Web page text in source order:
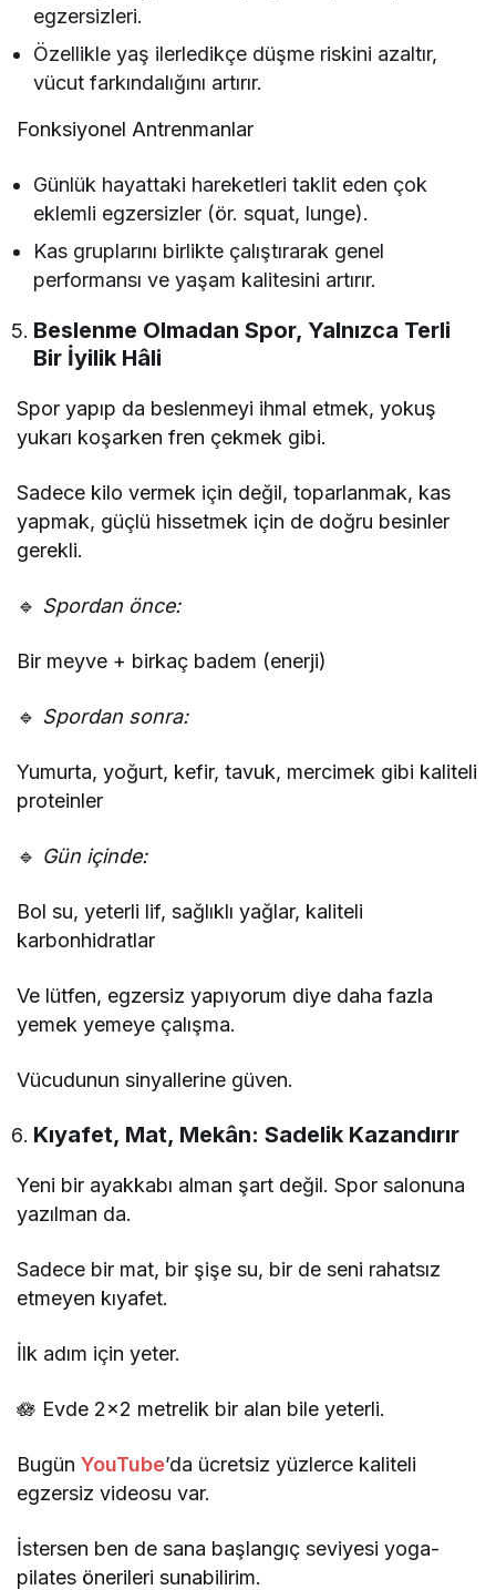
egzersizleri.
Özellikle yaş ilerledikçe düşme riskini azaltır,
vücut farkındalığını artırır.
Fonksiyonel Antrenmanlar
Günlük hayattaki hareketleri taklit eden çok
eklemli egzersizler (ör. squat, lunge).
Kas gruplarını birlikte çalıştırarak genel
performansı ve yaşam kalitesini artırır.
Beslenme Olmadan Spor, Yalnızca Terli
Bir İyilik Hâli
Spor yapıp da beslenmeyi ihmal etmek, yokuş
yukarı koşarken fren çekmek gibi.
Sadece kilo vermek için değil, toparlanmak, kas
yapmak, güçlü hissetmek için de doğru besinler
gerekli.
🔹 Spordan önce:
Bir meyve + birkaç badem (enerji)
🔹 Spordan sonra:
Yumurta, yoğurt, kefir, tavuk, mercimek gibi kaliteli
proteinler
🔹 Gün içinde:
Bol su, yeterli lif, sağlıklı yağlar, kaliteli
karbonhidratlar
Ve lütfen, egzersiz yapıyorum diye daha fazla
yemek yemeye çalışma.
Vücudunun sinyallerine güven.
Kıyafet, Mat, Mekân: Sadelik Kazandırır
Yeni bir ayakkabı alman şart değil. Spor salonuna
yazılman da.
Sadece bir mat, bir şişe su, bir de seni rahatsız
etmeyen kıyafet.
İlk adım için yeter.
🪷 Evde 2×2 metrelik bir alan bile yeterli.
BugünYouTube’da ücretsiz yüzlerce kaliteli
egzersiz videosu var.
İstersen ben de sana başlangıç seviyesi yoga-
pilates önerileri sunabilirim.